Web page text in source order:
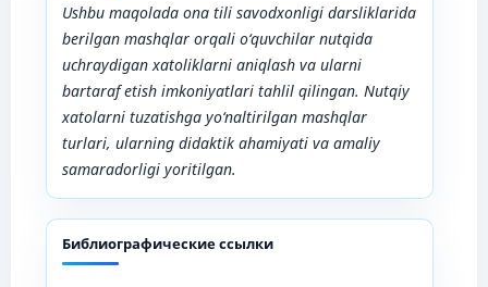
Ushbu maqolada ona tili savodxonligi darsliklarida
berilgan mashqlar orqali o‘quvchilar nutqida
uchraydigan xatoliklarni aniqlash va ularni
bartaraf etish imkoniyatlari tahlil qilingan. Nutqiy
xatolarni tuzatishga yo‘naltirilgan mashqlar
turlari, ularning didaktik ahamiyati va amaliy
samaradorligi yoritilgan.
Библиографические ссылки